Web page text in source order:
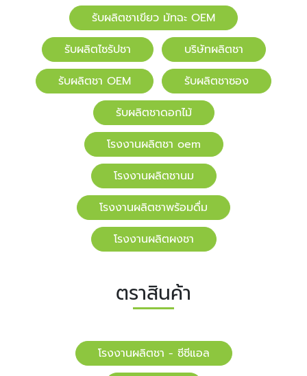
รับผลิตชาเขียว มัทฉะ OEM
รับผลิตไซรัปชา
บริษัทผลิตชา
รับผลิตชา OEM
รับผลิตชาซอง
รับผลิตชาดอกไม้
โรงงานผลิตชา oem
โรงงานผลิตชานม
โรงงานผลิตชาพร้อมดื่ม
โรงงานผลิตผงชา
ตราสินค้า
โรงงานผลิตชา - ซีซีแอล